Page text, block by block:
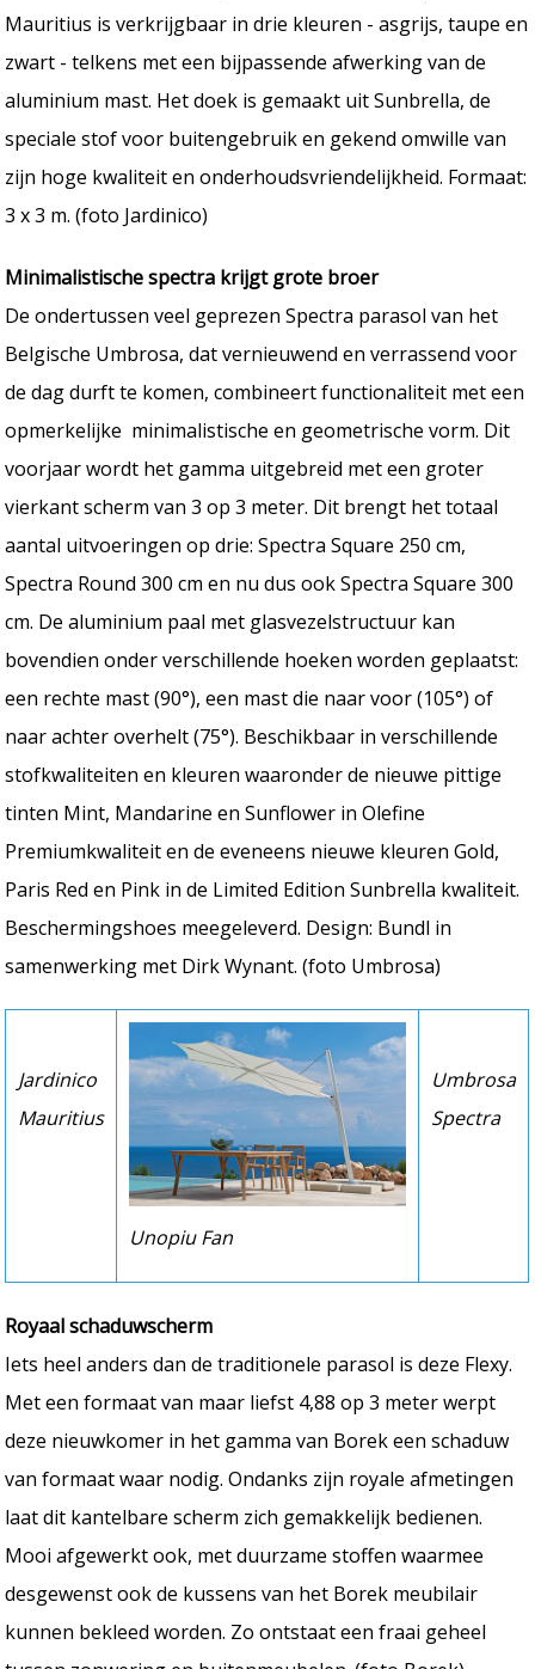
Mauritius is verkrijgbaar in drie kleuren - asgrijs, taupe en
zwart - telkens met een bijpassende afwerking van de
aluminium mast. Het doek is gemaakt uit Sunbrella, de
speciale stof voor buitengebruik en gekend omwille van
zijn hoge kwaliteit en onderhoudsvriendelijkheid. Formaat:
3 x 3 m. (foto Jardinico)
Minimalistische spectra krijgt grote broer
De ondertussen veel geprezen Spectra parasol van het
Belgische Umbrosa, dat vernieuwend en verrassend voor
de dag durft te komen, combineert functionaliteit met een
opmerkelijke minimalistische en geometrische vorm. Dit
voorjaar wordt het gamma uitgebreid met een groter
vierkant scherm van 3 op 3 meter. Dit brengt het totaal
aantal uitvoeringen op drie: Spectra Square 250 cm,
Spectra Round 300 cm en nu dus ook Spectra Square 300
cm. De aluminium paal met glasvezelstructuur kan
bovendien onder verschillende hoeken worden geplaatst:
een rechte mast (90°), een mast die naar voor (105°) of
naar achter overhelt (75°). Beschikbaar in verschillende
stofkwaliteiten en kleuren waaronder de nieuwe pittige
tinten Mint, Mandarine en Sunflower in Olefine
Premiumkwaliteit en de eveneens nieuwe kleuren Gold,
Paris Red en Pink in de Limited Edition Sunbrella kwaliteit.
Beschermingshoes meegeleverd. Design: Bundl in
samenwerking met Dirk Wynant. (foto Umbrosa)
Jardinico
Mauritius
Unopiu Fan
Umbrosa
Spectra
Royaal schaduwscherm
Iets heel anders dan de traditionele parasol is deze Flexy.
Met een formaat van maar liefst 4,88 op 3 meter werpt
deze nieuwkomer in het gamma van Borek een schaduw
van formaat waar nodig. Ondanks zijn royale afmetingen
laat dit kantelbare scherm zich gemakkelijk bedienen.
Mooi afgewerkt ook, met duurzame stoffen waarmee
desgewenst ook de kussens van het Borek meubilair
kunnen bekleed worden. Zo ontstaat een fraai geheel